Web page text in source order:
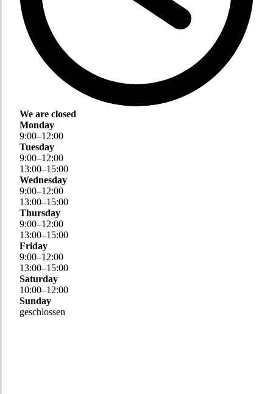
We are closed
Monday
9:00–12:00
Tuesday
9:00–12:00
13:00–15:00
Wednesday
9:00–12:00
13:00–15:00
Thursday
9:00–12:00
13:00–15:00
Friday
9:00–12:00
13:00–15:00
Saturday
10:00–12:00
Sunday
geschlossen